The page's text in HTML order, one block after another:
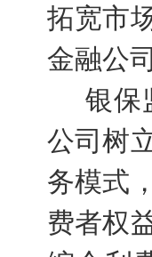
拓宽市
金融公
银保
公司树
务模式
费者权